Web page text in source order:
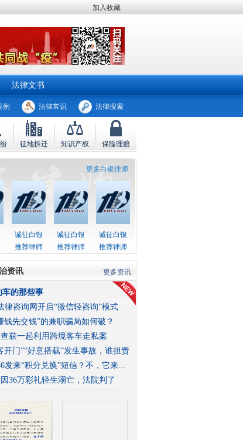
加入收藏
法律文书
例 法律常识 法律搜索
征地拆迁 知识产权 保险理赔
更多白银律师
诚征白银
推荐律师
诚征白银
推荐律师
诚征白银
推荐律师
更多资讯
资讯
车的那些事
律咨询网开启“微信轻咨询”模式
钱先交钱”的兼职骗局如何破？
获一起利用跨境客车走私案
开门”“好意搭载”发生事故，谁担责
10086发来“积分兑换”短信？不，它来自“I0086”
36万彩礼轻生溺亡，法院判了